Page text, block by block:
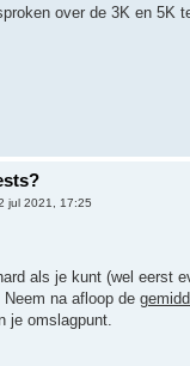
over de 3K en 5K
jul 2021, 17:25
als je kunt (wel eerst
na afloop de
je omslagpunt.